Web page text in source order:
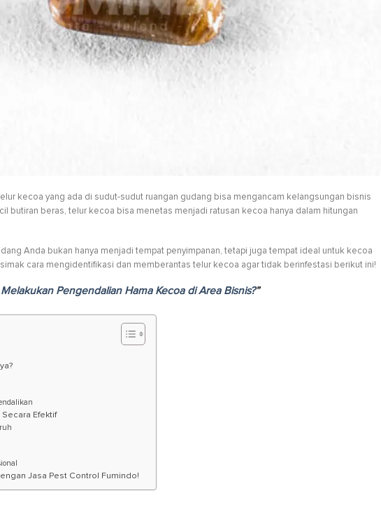
kecoa yang ada di sudut-sudut ruangan gudang bisa mengancam kelangsungan bisnis
butiran beras, telur kecoa bisa menetas menjadi ratusan kecoa hanya dalam hitungan
Anda bukan hanya menjadi tempat penyimpanan, tetapi juga tempat ideal untuk kecoa
cara mengidentifikasi dan memberantas telur kecoa agar tidak berinfestasi berikut ini!
Pengendalian Hama Kecoa di Area Bisnis?”
Efektif
Jasa Pest Control Fumindo!